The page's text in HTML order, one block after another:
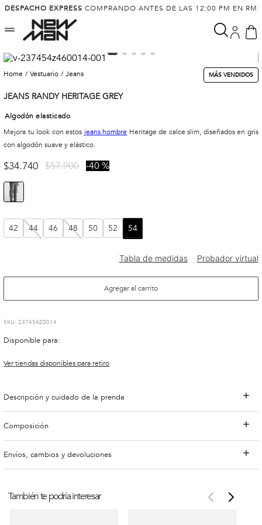
DESPACHO EXPRESS COMPRANDO ANTES DE LAS 12:00 PM EN RM
vestuario jeans MÁS VENDIDOS
JEANS RANDY HERITAGE GREY
Algodón elasticado
Mejora tu look con estos jeans hombre Heritage de calce slim, diseñados en gris
con algodón suave y elástico.
$34.740 $57.900 40 %
42 44 46 48 50 52 54
Agregar al carrito
:237454Z0014
Disponible para:
Ver tiendas disponibles para retiro
Descripción y cuidado de la prenda
Composición
Envíos, cambios y devoluciones
También te podría interesar